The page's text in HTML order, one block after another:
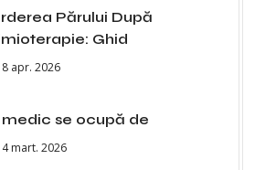
Părului După
Ghid
apr. 2026
medic se ocupă de
mart. 2026